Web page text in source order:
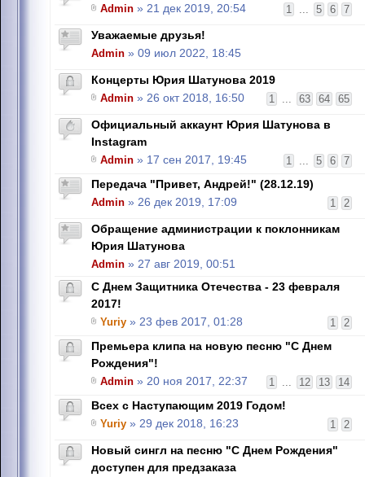
1 ... 5 6 7
Admin » 21 дек 2019, 20:54
Уважаемые друзья!
Admin » 09 июл 2022, 18:45
Концерты Юрия Шатунова 2019
1 ... 63 64 65
Admin » 26 окт 2018, 16:50
Официальный аккаунт Юрия Шатунова в
Instagram
1 ... 5 6 7
Admin » 17 сен 2017, 19:45
Передача "Привет, Андрей!" (28.12.19)
1 2
Admin » 26 дек 2019, 17:09
Обращение администрации к поклонникам
Юрия Шатунова
Admin » 27 авг 2019, 00:51
С Днем Защитника Отечества - 23 февраля
2017!
1 2
Yuriy » 23 фев 2017, 01:28
Премьера клипа на новую песню "С Днем
Рождения"!
1 ... 12 13 14
Admin » 20 ноя 2017, 22:37
Всех с Наступающим 2019 Годом!
1 2
Yuriy » 29 дек 2018, 16:23
Новый сингл на песню "С Днем Рождения"
доступен для предзаказа